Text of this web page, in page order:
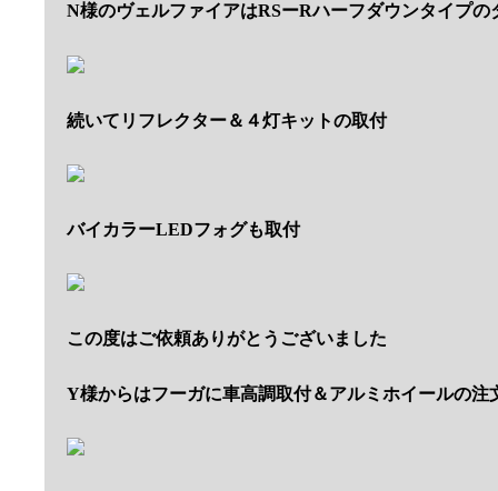
N様のヴェルファイアはRSーRハーフダウンタイプの
続いてリフレクター＆４灯キットの取付
バイカラーLEDフォグも取付
この度はご依頼ありがとうございました
Y様からはフーガに車高調取付＆アルミホイールの注